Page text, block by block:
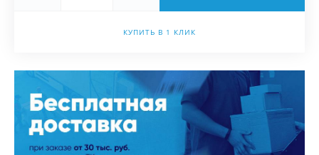
КУПИТЬ В 1 КЛИК